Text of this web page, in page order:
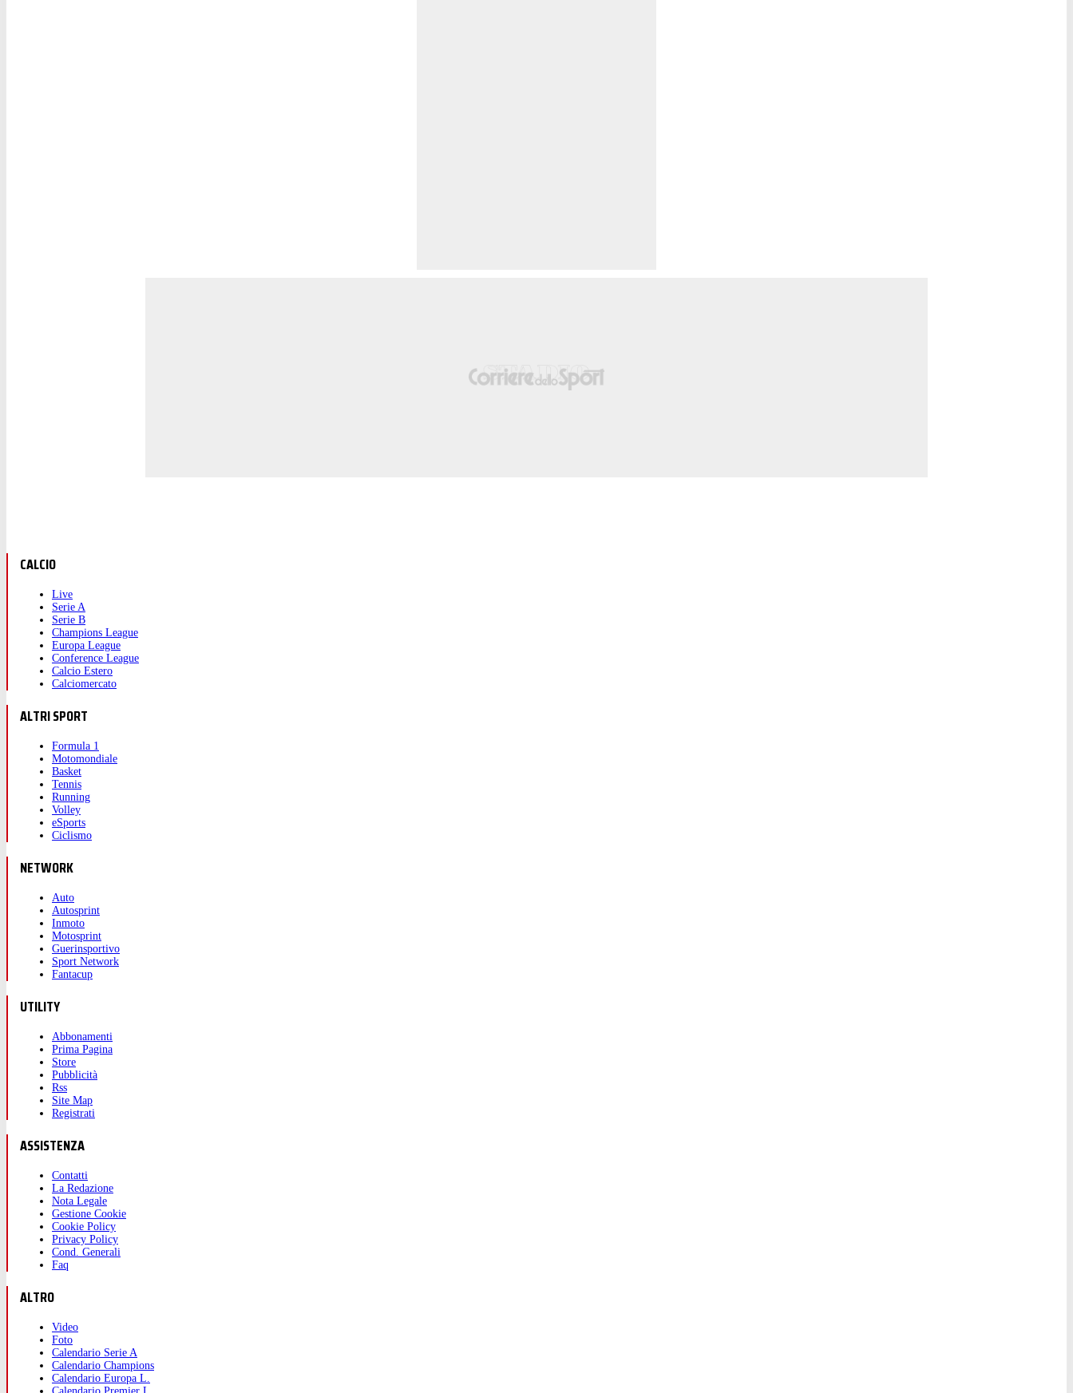
CALCIO
Live
Serie A
Serie B
Champions League
Europa League
Conference League
Calcio Estero
Calciomercato
ALTRI SPORT
Formula 1
Motomondiale
Basket
Tennis
Running
Volley
eSports
Ciclismo
NETWORK
Auto
Autosprint
Inmoto
Motosprint
Guerinsportivo
Sport Network
Fantacup
UTILITY
Abbonamenti
Prima Pagina
Store
Pubblicità
Rss
Site Map
Registrati
ASSISTENZA
Contatti
La Redazione
Nota Legale
Gestione Cookie
Cookie Policy
Privacy Policy
Cond. Generali
Faq
ALTRO
Video
Foto
Calendario Serie A
Calendario Champions
Calendario Europa L.